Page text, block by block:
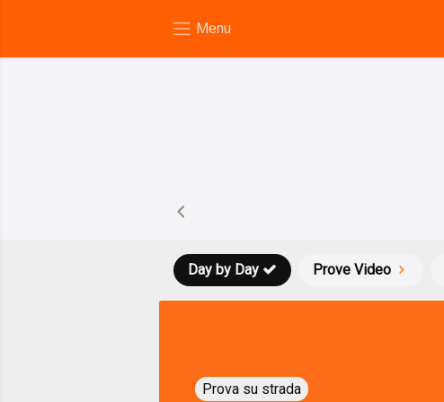
Prove Video
Day by Day
Prova su strada